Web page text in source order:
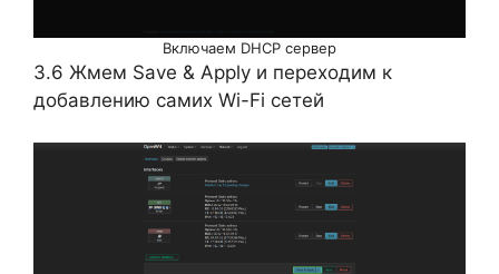
Включаем DHCP сервер
3.6 Жмем Save & Apply и переходим к
добавлению самих Wi-Fi сетей